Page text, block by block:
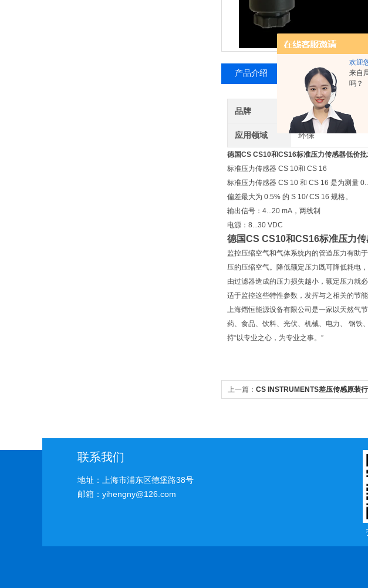
欢迎
来自
吗？
产品介绍 相关产品 留
品牌 其他品牌
应用领域 环保
德国CS CS10和CS16标准压力传感器低价
标准压力传感器 CS 10和 CS 16
标准压力传感器 CS 10 和 CS 16 是为测量
偏差最大为 0.5% 的 S 10/ CS 16 规格。
输出信号：4...20 mA，两线制
电源：8...30 VDC
德国CS CS10和CS16标准压力
监控压缩空气和气体系统内的管道压力有助
压的压缩空气。降低额定压力既可降低耗电
由过滤器造成的压力损失越小，额定压力就
适于监控这些特性参数，发挥与之相关的节能
上海熠恒能源设备有限公司是一家以天然气
药、食品、饮料、光伏、机械、电力、 钢铁
持“以专业之心，为专业之事。”
上一篇： CS INSTRUMENTS差压传感原装
联系我们
地址：上海市浦东区德堡路38号
邮箱：yihengny@126.com